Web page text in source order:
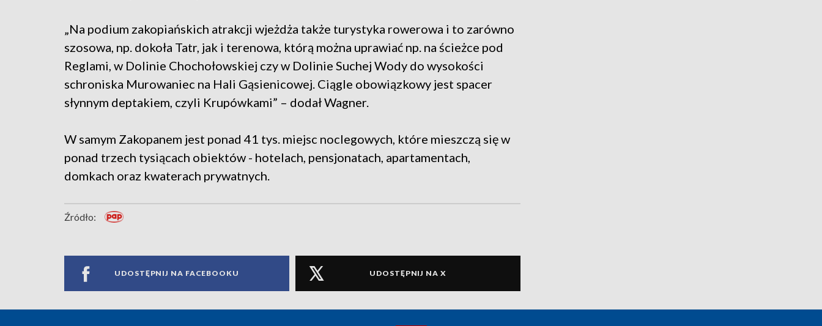
„Na podium zakopiańskich atrakcji wjeżdża także turystyka rowerowa i to zarówno
szosowa, np. dokoła Tatr, jak i terenowa, którą można uprawiać np. na ścieżce pod
Reglami, w Dolinie Chochołowskiej czy w Dolinie Suchej Wody do wysokości
schroniska Murowaniec na Hali Gąsienicowej. Ciągle obowiązkowy jest spacer
słynnym deptakiem, czyli Krupówkami” – dodał Wagner.
W samym Zakopanem jest ponad 41 tys. miejsc noclegowych, które mieszczą się w
ponad trzech tysiącach obiektów - hotelach, pensjonatach, apartamentach,
domkach oraz kwaterach prywatnych.
Źródło:
UDOSTĘPNIJ NA FACEBOOKU UDOSTĘPNIJ NA X